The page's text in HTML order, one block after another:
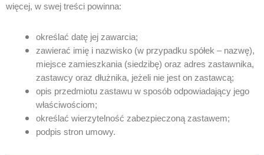
więcej, w swej treści powinna:
określać datę jej zawarcia;
zawierać imię i nazwisko (w przypadku spółek – nazwę),
miejsce zamieszkania (siedzibę) oraz adres zastawnika,
zastawcy oraz dłużnika, jeżeli nie jest on zastawcą;
opis przedmiotu zastawu w sposób odpowiadający jego
właściwościom;
określać wierzytelność zabezpieczoną zastawem;
podpis stron umowy.